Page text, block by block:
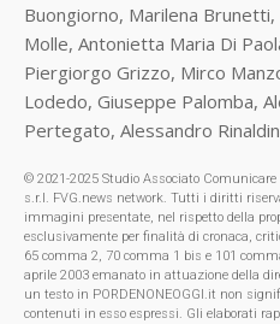
Buongiorno, Marilena
Molle, Antonietta Maria Di
Piergiorgo Grizzo, Mirco
Lodedo, Giuseppe Palomba,
Pertegato, Alessandro
© 2021-2025 Studio Associato
s.r.l. FVG.news network. Tutti i diritti
immagini presentate, nel rispetto della
esclusivamente per finalità di cronaca,
65 comma 2, 70 comma 1 bis e 101
aprile 2003 emanato in attuazione della
un testo in PORDENONEOGGI.it non
contenuti in esso espressi. Gli elaborati